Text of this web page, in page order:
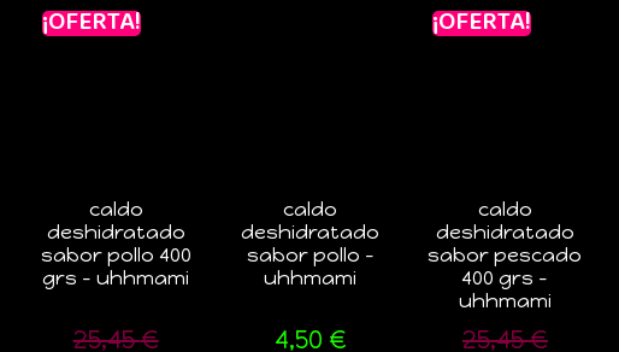
¡OFERTA!
caldo
deshidratado
sabor pollo 400
grs – uhhmami
25,45€
caldo
deshidratado
sabor pollo –
uhhmami
4,50 €
¡OFERTA!
caldo
deshidratado
sabor pescado
400 grs –
uhhmami
25,45€